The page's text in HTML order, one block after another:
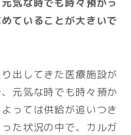
気な時でも時々預かっ
ていることが大きいで
出してきた医療施設が
元気な時でも時々預か
っては供給が追いつき
た状況の中で、カルガ